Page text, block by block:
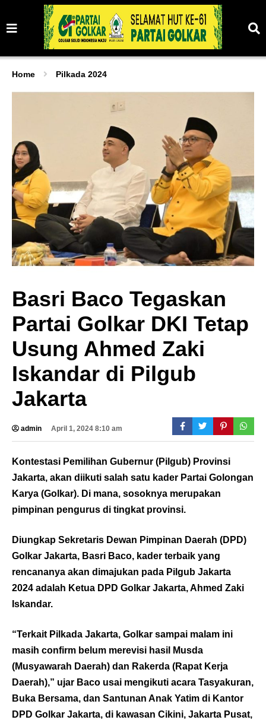
Home Pilkada 2024
Basri Baco Tegaskan
Partai Golkar DKI Tetap
Usung Ahmed Zaki
Iskandar di Pilgub
Jakarta
admin April 1, 2024 8:10 am
Kontestasi Pemilihan Gubernur (Pilgub) Provinsi
Jakarta, akan diikuti salah satu kader Partai Golongan
Karya (Golkar). Di mana, sosoknya merupakan
pimpinan pengurus di tingkat provinsi.
Diungkap Sekretaris Dewan Pimpinan Daerah (DPD)
Golkar Jakarta, Basri Baco, kader terbaik yang
rencananya akan dimajukan pada Pilgub Jakarta
2024 adalah Ketua DPD Golkar Jakarta, Ahmed Zaki
Iskandar.
“Terkait Pilkada Jakarta, Golkar sampai malam ini
masih confirm belum merevisi hasil Musda
(Musyawarah Daerah) dan Rakerda (Rapat Kerja
Daerah),” ujar Baco usai mengikuti acara Tasyakuran,
Buka Bersama, dan Santunan Anak Yatim di Kantor
DPD Golkar Jakarta, di kawasan Cikini, Jakarta Pusat,